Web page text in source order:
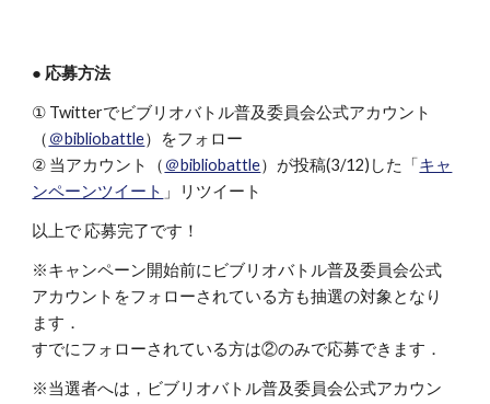
● 応募方法
① Twitterでビブリオバトル普及委員会公式アカウント
（ ＠bibliobattle）をフォロー
② 当アカウント（ ＠bibliobattle）が投稿(3/12)した「キャ
ンペーンツイート 」リツイート
以上で 応募完了です！
※キャンペーン開始前にビブリオバトル普及委員会公式
アカウントをフォローされている方も抽選の対象となり
ます．
すでにフォローされている方は②のみで応募できます．
※当選者へは，ビブリオバトル普及委員会公式アカウン